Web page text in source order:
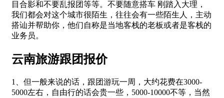
目合影和不要乱报团等等。不要随意搭车 刚踏入大理，
我们都会对这个城市很陌生，往往会有一些陌生人，主动
搭讪并帮助你，他们自称是当地客栈的老板或者是客栈的
业务员。
云南旅游跟团报价
1、但一般来说的话，跟团游玩一周，大约花费在3000-
5000左右，自由行的话会贵一些，5000-10000不等，当然